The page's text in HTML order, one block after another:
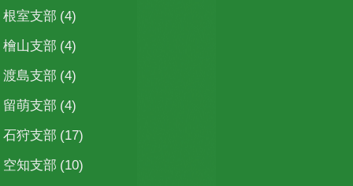
根室支部 (4)
檜山支部 (4)
渡島支部 (4)
留萌支部 (4)
石狩支部 (17)
空知支部 (10)